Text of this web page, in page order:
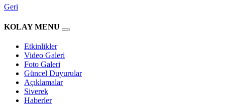
Geri
KOLAY MENU
Etkinlikler
Video Galeri
Foto Galeri
Güncel Duyurular
Açıklamalar
Siverek
Haberler